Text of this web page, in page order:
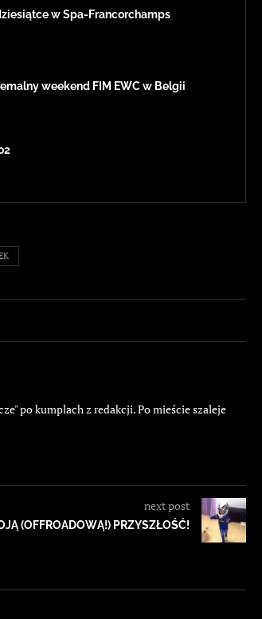
w Spa-Francorchamps
weekend FIM EWC w Belgii
po kumplach z redakcji. Po mieście szaleje
next post
(OFFROADOWĄ!) PRZYSZŁOŚĆ!